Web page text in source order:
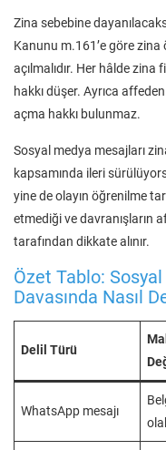
Zina sebebine
Kanunu m.161’e göre
açılmalıdır. Her hâlde
hakkı düşer. Ayrıca
açma hakkı bulunmaz.
Sosyal medya mesajları
kapsamında ileri
yine de olayın öğrenilme
etmediği ve davranışların
tarafından dikkate alınır.
Özet Tablo:
Davasında Nasıl
Delil Türü
WhatsApp mesajı